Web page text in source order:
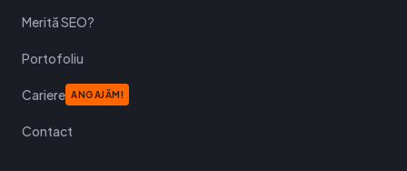
Merită SEO?
Portofoliu
Cariere ANGAJĂM!
Contact